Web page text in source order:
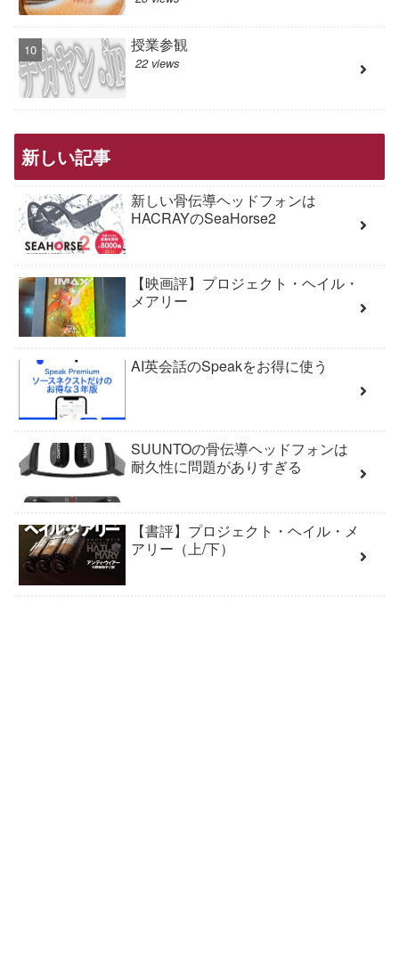
授業参観
22 views
新しい記事
新しい骨伝導ヘッドフォンは
HACRAYのSeaHorse2
【映画評】プロジェクト・ヘイル・
メアリー
AI英会話のSpeakをお得に使う
SUUNTOの骨伝導ヘッドフォンは
耐久性に問題がありすぎる
【書評】プロジェクト・ヘイル・メ
アリー（上/下）